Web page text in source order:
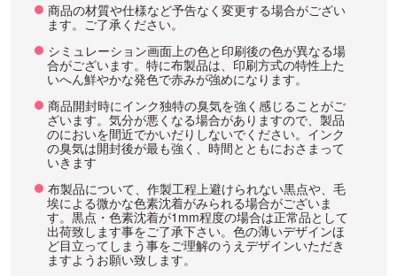
商品の材質や仕様など予告なく変更する場合がござい
ます。ご了承ください。
シミュレーション画面上の色と印刷後の色が異なる場
合がございます。特に布製品は、印刷方式の特性上た
いへん鮮やかな発色で赤みが強めになります。
商品開封時にインク独特の臭気を強く感じることがご
ざいます。気分が悪くなる場合がありますので、製品
のにおいを間近でかいだりしないでください。インク
の臭気は開封後が最も強く、時間とともにおさまって
いきます
布製品について、作製工程上避けられない黒点や、毛
埃による微かな色素沈着がみられる場合がございま
す。黒点・色素沈着が1mm程度の場合は正常品として
出荷致します事をご了承下さい。色の薄いデザインほ
ど目立ってしまう事をご理解のうえデザインいただき
ますようお願い致します。